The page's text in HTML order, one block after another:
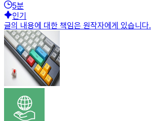
5분
인기
글의 내용에 대한 책임은 원작자에게 있습니다.